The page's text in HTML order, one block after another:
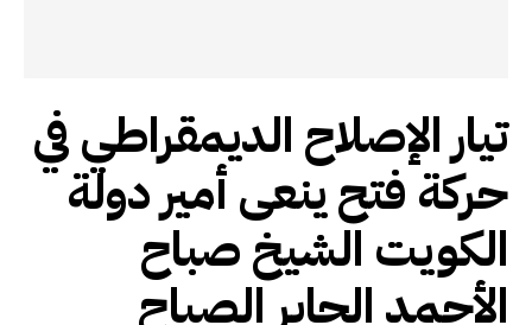
تيار الإصلاح الديمقراطي في
حركة فتح ينعى أمير دولة
الكويت الشيخ صباح
الأحمد الجابر الصباح